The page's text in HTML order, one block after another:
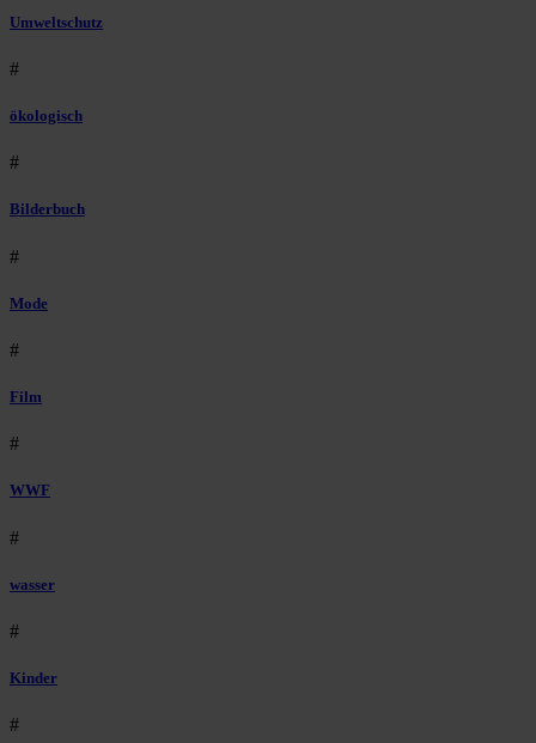
Umweltschutz
#
ökologisch
#
Bilderbuch
#
Mode
#
Film
#
WWF
#
wasser
#
Kinder
#